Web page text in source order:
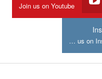
Join us on Youtube
Join us on Instagram